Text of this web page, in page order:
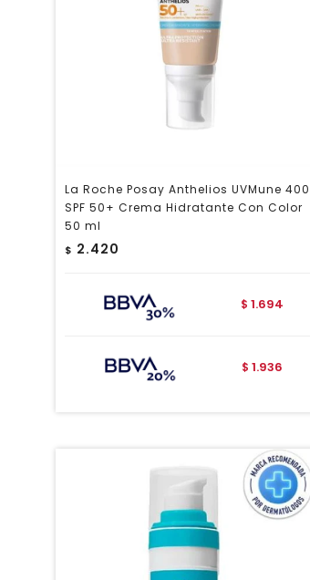
La Roche Posay Anthelios UVMune 400
SPF 50+ Crema Hidratante Con Color
50 ml
$ 2.420
$ 1.694
$ 1.936